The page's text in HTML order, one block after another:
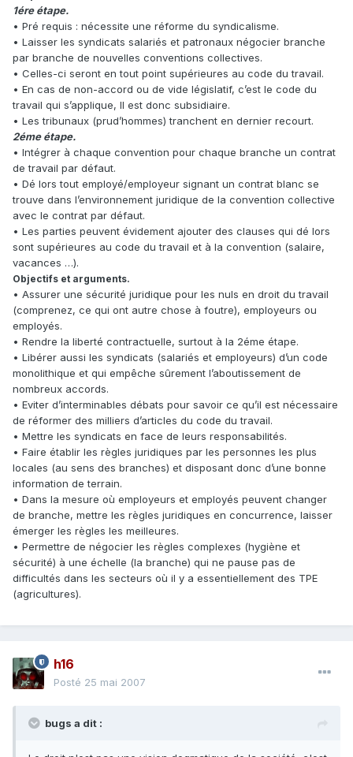
1ére étape.
• Pré requis : nécessite une réforme du syndicalisme.
• Laisser les syndicats salariés et patronaux négocier branche
par branche de nouvelles conventions collectives.
• Celles-ci seront en tout point supérieures au code du travail.
• En cas de non-accord ou de vide législatif, c’est le code du
travail qui s’applique, Il est donc subsidiaire.
• Les tribunaux (prud’hommes) tranchent en dernier recourt.
2éme étape.
• Intégrer à chaque convention pour chaque branche un contrat
de travail par défaut.
• Dé lors tout employé/employeur signant un contrat blanc se
trouve dans l’environnement juridique de la convention collective
avec le contrat par défaut.
• Les parties peuvent évidement ajouter des clauses qui dé lors
sont supérieures au code du travail et à la convention (salaire,
vacances …).
Objectifs et arguments.
• Assurer une sécurité juridique pour les nuls en droit du travail
(comprenez, ce qui ont autre chose à foutre), employeurs ou
employés.
• Rendre la liberté contractuelle, surtout à la 2éme étape.
• Libérer aussi les syndicats (salariés et employeurs) d’un code
monolithique et qui empêche sûrement l’aboutissement de
nombreux accords.
• Eviter d’interminables débats pour savoir ce qu’il est nécessaire
de réformer des milliers d’articles du code du travail.
• Mettre les syndicats en face de leurs responsabilités.
• Faire établir les règles juridiques par les personnes les plus
locales (au sens des branches) et disposant donc d’une bonne
information de terrain.
• Dans la mesure où employeurs et employés peuvent changer
de branche, mettre les règles juridiques en concurrence, laisser
émerger les règles les meilleures.
• Permettre de négocier les règles complexes (hygiène et
sécurité) à une échelle (la branche) qui ne pause pas de
difficultés dans les secteurs où il y a essentiellement des TPE
(agricultures).
h16
Posté 25 mai 2007
bugs a dit :